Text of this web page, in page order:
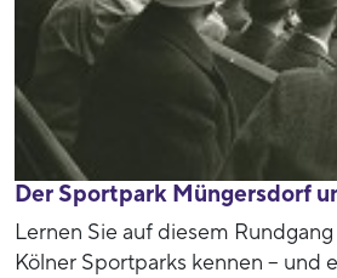
Der Sportpark Müngersdorf
Lernen Sie auf diesem
Kölner Sportparks kennen – und